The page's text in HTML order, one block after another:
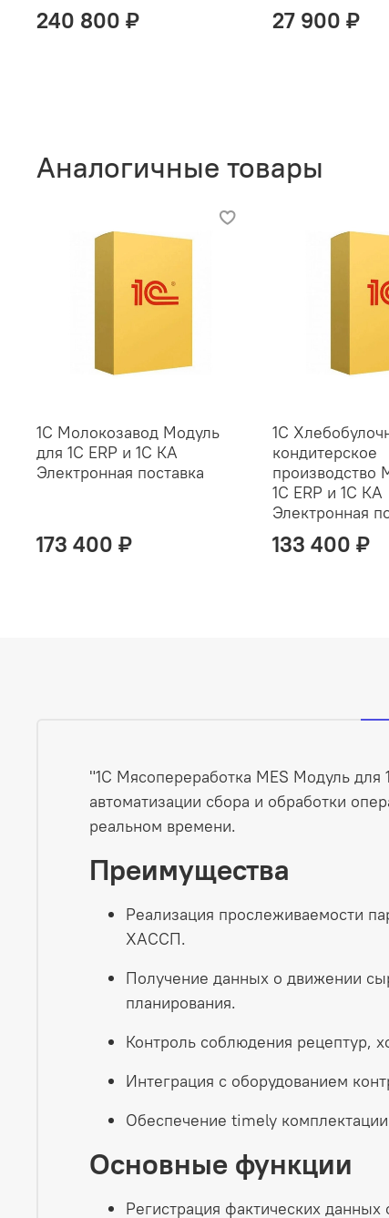
240 800 ₽ 27 900 ₽
Аналогичные товары
1С Молокозавод Модуль
для 1С ERP и 1С КА
Электронная поставка
173 400 ₽
1С
кондитерское
производство
1С ERP и 1С КА
Электронная
133 400 ₽
"1С Мясопереработка MES Модуль
автоматизации сбора и обработки
реальном времени.​
Преимущества
Реализация прослеживаемости
ХАССП.​
Получение данных о движении
планирования.​
Контроль соблюдения рецептур,
Интеграция с оборудованием
Обеспечение timely
Основные функции
Регистрация фактических данных